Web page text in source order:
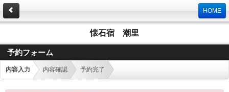
HOME
懐石宿 潮里
予約フォーム
内容入力 内容確認 予約完了